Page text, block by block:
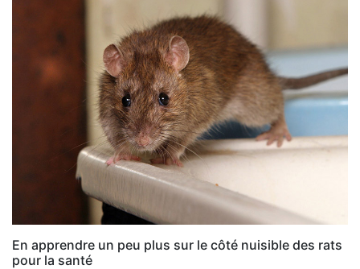
En apprendre un peu plus sur le côté nuisible des rats
pour la santé